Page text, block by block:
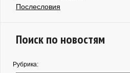
Послесловия
Поиск по новостям
Рубрика: